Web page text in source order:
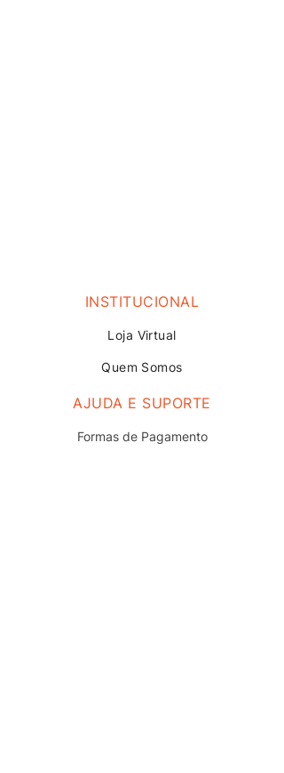
INSTITUCIONAL
Loja Virtual
Quem Somos
AJUDA E SUPORTE
Formas de Pagamento